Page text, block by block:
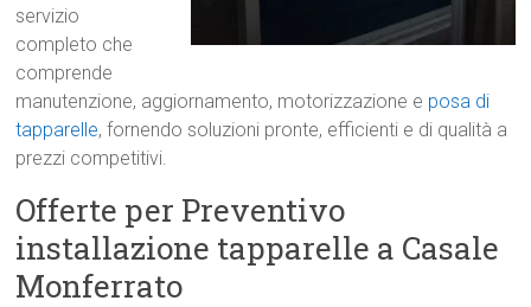
servizio
completo che
comprende
manutenzione, aggiornamento, motorizzazione e posa di
tapparelle, fornendo soluzioni pronte, efficienti e di qualità a
prezzi competitivi.
Offerte per Preventivo
installazione tapparelle a Casale
Monferrato